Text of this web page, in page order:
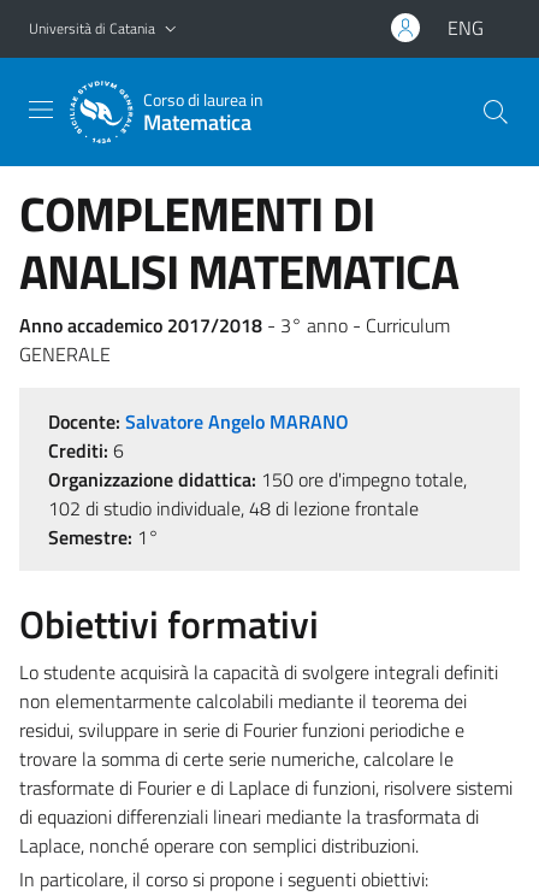
Vai al contenuto principale
Vai al menu di navigazione
Università di Catania ENG
Corso di laurea in
Matematica
COMPLEMENTI DI
ANALISI MATEMATICA
Anno accademico 2017/2018 - 3° anno - Curriculum
GENERALE
Docente: Salvatore Angelo MARANO
Crediti: 6
Organizzazione didattica: 150 ore d'impegno totale,
102 di studio individuale, 48 di lezione frontale
Semestre: 1°
Obiettivi formativi
Lo studente acquisirà la capacità di svolgere integrali definiti
non elementarmente calcolabili mediante il teorema dei
residui, sviluppare in serie di Fourier funzioni periodiche e
trovare la somma di certe serie numeriche, calcolare le
trasformate di Fourier e di Laplace di funzioni, risolvere sistemi
di equazioni differenziali lineari mediante la trasformata di
Laplace, nonché operare con semplici distribuzioni.
In particolare, il corso si propone i seguenti obiettivi: